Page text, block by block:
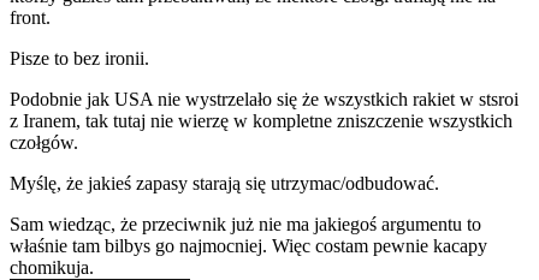
front.
Pisze to bez ironii.
Podobnie jak USA nie wystrzelało się że wszystkich rakiet w stsroi
z Iranem, tak tutaj nie wierzę w kompletne zniszczenie wszystkich
czołgów.
Myślę, że jakieś zapasy starają się utrzymac/odbudować.
Sam wiedząc, że przeciwnik już nie ma jakiegoś argumentu to
właśnie tam bilbys go najmocniej. Więc costam pewnie kacapy
chomikuja.